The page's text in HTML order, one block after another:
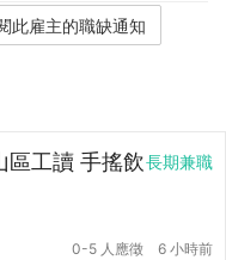
長期兼職
區工讀 手搖飲
0-5 人應徵 6 小時前